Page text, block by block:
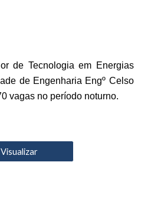
de Tecnologia em Energias
de Engenharia Engº Celso
vagas no período noturno.
Visualizar